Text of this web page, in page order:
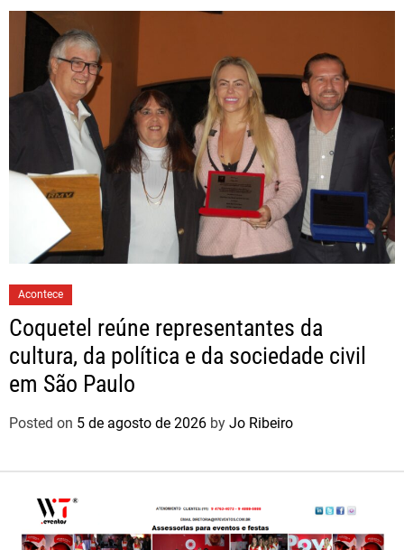
Acontece
Coquetel reúne representantes da
cultura, da política e da sociedade civil
em São Paulo
Posted on 5 de agosto de 2026 by Jo Ribeiro